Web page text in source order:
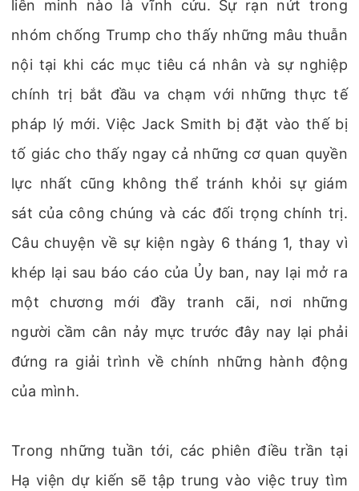
liên minh nào là vĩnh cửu. Sự rạn nứt trong
nhóm chống Trump cho thấy những mâu thuẫn
nội tại khi các mục tiêu cá nhân và sự nghiệp
chính trị bắt đầu va chạm với những thực tế
pháp lý mới. Việc Jack Smith bị đặt vào thế bị
tố giác cho thấy ngay cả những cơ quan quyền
lực nhất cũng không thể tránh khỏi sự giám
sát của công chúng và các đối trọng chính trị.
Câu chuyện về sự kiện ngày 6 tháng 1, thay vì
khép lại sau báo cáo của Ủy ban, nay lại mở ra
một chương mới đầy tranh cãi, nơi những
người cầm cân nảy mực trước đây nay lại phải
đứng ra giải trình về chính những hành động
của mình.
Trong những tuần tới, các phiên điều trần tại
Hạ viện dự kiến sẽ tập trung vào việc truy tìm